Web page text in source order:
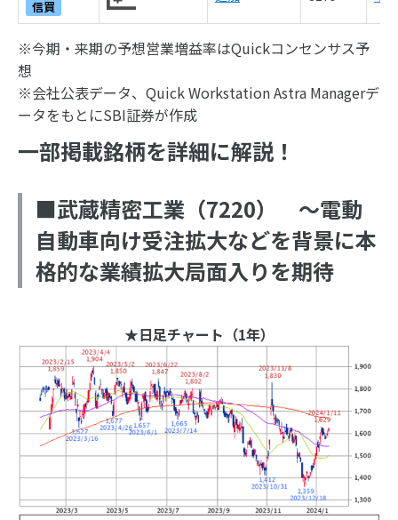
信買
※今期・来期の予想営業増益率はQuickコンセンサス予
想
※会社公表データ、Quick Workstation Astra Managerデ
ータをもとにSBI証券が作成
一部掲載銘柄を詳細に解説！
■武蔵精密工業（7220） ～電動
自動車向け受注拡大などを背景に本
格的な業績拡大局面入りを期待
★日足チャート（1年）